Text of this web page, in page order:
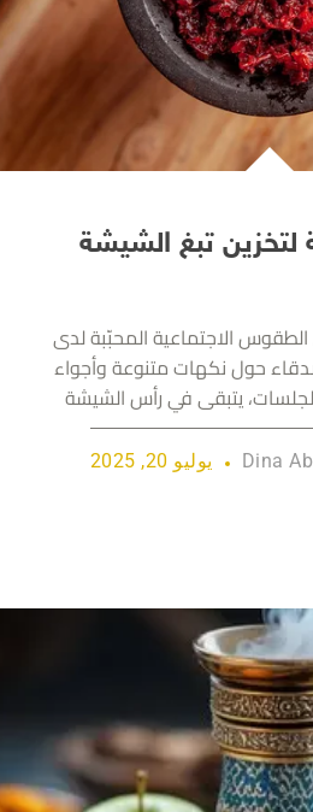
تبغ الشيشة
الاجتماعية المحبّبة لدى
حول نكهات متنوعة وأجواء
يتبقى في رأس الشيشة
يوليو 20, 2025